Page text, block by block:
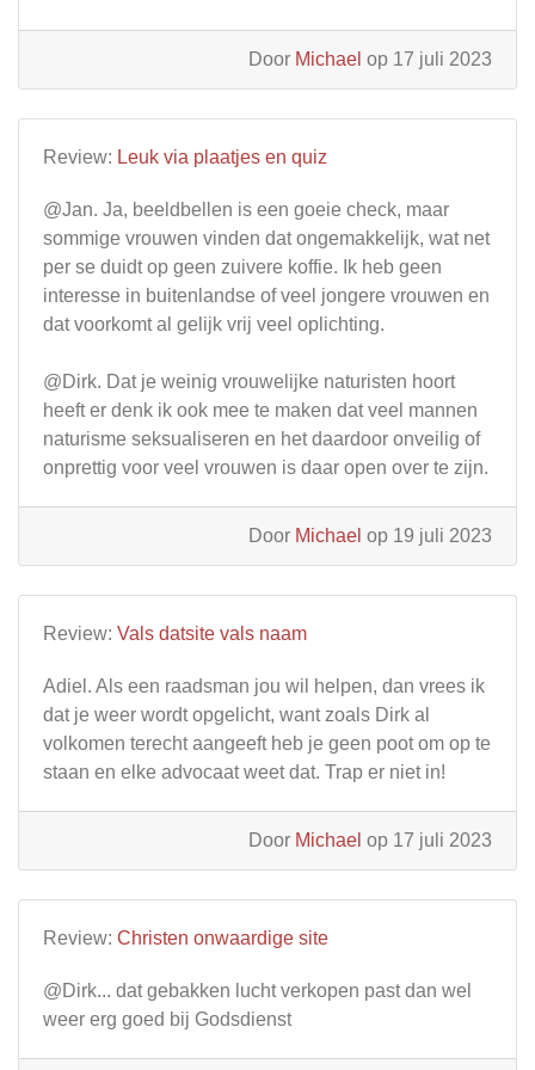
Door Michael op 17 juli 2023
Review: Leuk via plaatjes en quiz
@Jan. Ja, beeldbellen is een goeie check, maar
sommige vrouwen vinden dat ongemakkelijk, wat net
per se duidt op geen zuivere koffie. Ik heb geen
interesse in buitenlandse of veel jongere vrouwen en
dat voorkomt al gelijk vrij veel oplichting.
@Dirk. Dat je weinig vrouwelijke naturisten hoort
heeft er denk ik ook mee te maken dat veel mannen
naturisme seksualiseren en het daardoor onveilig of
onprettig voor veel vrouwen is daar open over te zijn.
Door Michael op 19 juli 2023
Review: Vals datsite vals naam
Adiel. Als een raadsman jou wil helpen, dan vrees ik
dat je weer wordt opgelicht, want zoals Dirk al
volkomen terecht aangeeft heb je geen poot om op te
staan en elke advocaat weet dat. Trap er niet in!
Door Michael op 17 juli 2023
Review: Christen onwaardige site
@Dirk... dat gebakken lucht verkopen past dan wel
weer erg goed bij Godsdienst